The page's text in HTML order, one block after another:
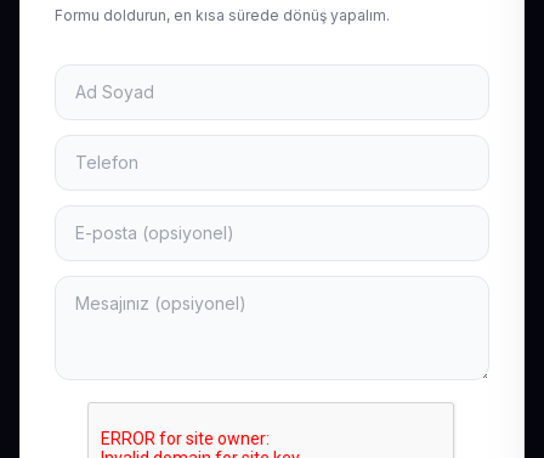
Formu doldurun, en kısa sürede dönüş yapalım.